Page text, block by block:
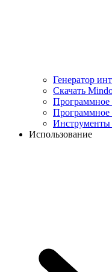
Генератор
Скачать
Программное
Программное
Инструменты
Использование